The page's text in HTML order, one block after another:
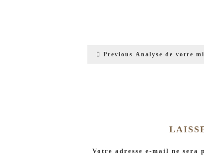
Previous Analyse de votre
Votre adresse e-mail ne sera